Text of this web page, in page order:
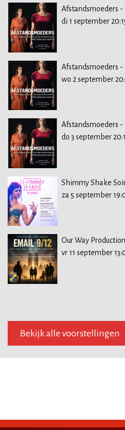
Afstandsmoeders
di 1 september
Afstandsmoeders
wo 2 september
Afstandsmoeders
do 3 september
Shimmy Shake
za 5 september
Our Way
vr 11 september
Bekijk alle voorstellingen